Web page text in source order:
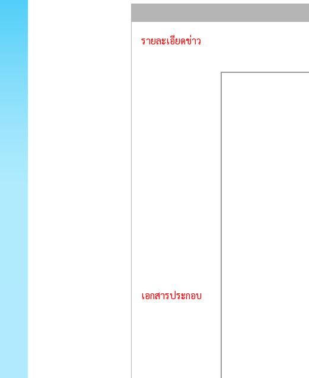
รายละเอียดข่าว
เอกสารประกอบ